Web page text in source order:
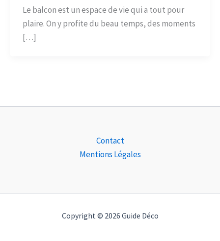
Le balcon est un espace de vie qui a tout pour
plaire. On y profite du beau temps, des moments
[…]
Contact
Mentions Légales
Copyright © 2026 Guide Déco